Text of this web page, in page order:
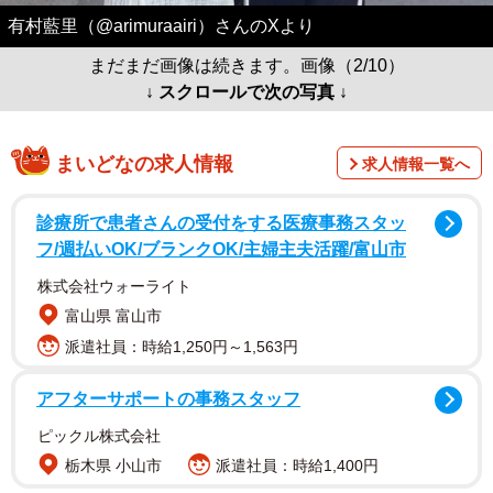
有村藍里（@arimuraairi）さんのXより
まだまだ画像は続きます。画像（2/10）
↓ スクロールで次の写真 ↓
まいどなの求人情報 求人情報一覧へ
診療所で患者さんの受付をする医療事務スタッ
フ/週払いOK/ブランクOK/主婦主夫活躍/富山市
株式会社ウォーライト
富山県 富山市
派遣社員：時給1,250円～1,563円
アフターサポートの事務スタッフ
ピックル株式会社
栃木県 小山市
派遣社員：時給1,400円